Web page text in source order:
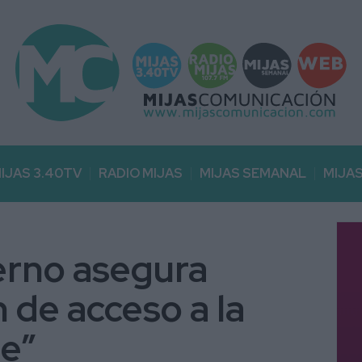
3.40TV RADIO MIJAS MIJAS SEMANAL
asegura
acceso a la